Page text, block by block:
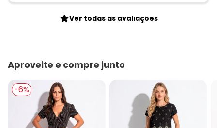
Ver todas as avaliações
Aproveite e compre junto
-6%